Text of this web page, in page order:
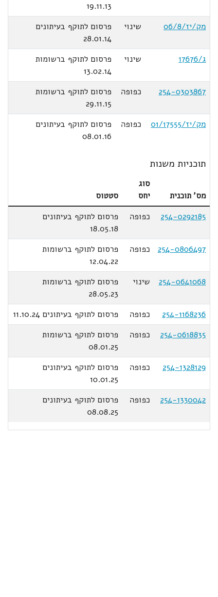
19.11.13
מק/יז/06/8
שינוי
פרסום לתוקף בעיתונים
28.01.14
ג/17676
שינוי
פרסום לתוקף ברשומות
13.02.14
254-0303867
כפופה
פרסום לתוקף ברשומות
29.11.15
מק/יז/01/17555
כפופה
פרסום לתוקף בעיתונים
08.01.16
תוכניות משנות
מס' תוכנית
סוג
יחס
סטטוס
254-0292185
כפופה
פרסום לתוקף בעיתונים
18.05.18
254-0806497
כפופה
פרסום לתוקף ברשומות
12.04.22
254-0641068
שינוי
פרסום לתוקף ברשומות
28.05.23
254-1168236
כפופה
פרסום לתוקף בעיתונים 11.10.24
254-0618835
כפופה
פרסום לתוקף ברשומות
08.01.25
254-1328129
כפופה
פרסום לתוקף בעיתונים
10.01.25
254-1330042
כפופה
פרסום לתוקף בעיתונים
08.08.25